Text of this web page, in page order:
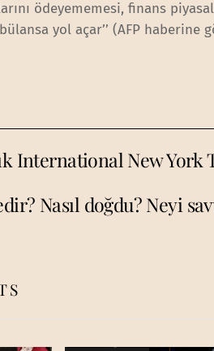
ödeyememesi, finans
yol açar’’ (AFP haberine
International New York
Nasıl doğdu? Neyi